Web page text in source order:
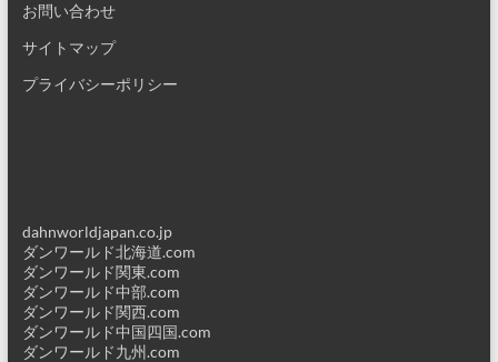
お問い合わせ
サイトマップ
プライバシーポリシー
dahnworldjapan.co.jp
ダンワールド北海道.com
ダンワールド関東.com
ダンワールド中部.com
ダンワールド関西.com
ダンワールド中国四国.com
ダンワールド九州.com